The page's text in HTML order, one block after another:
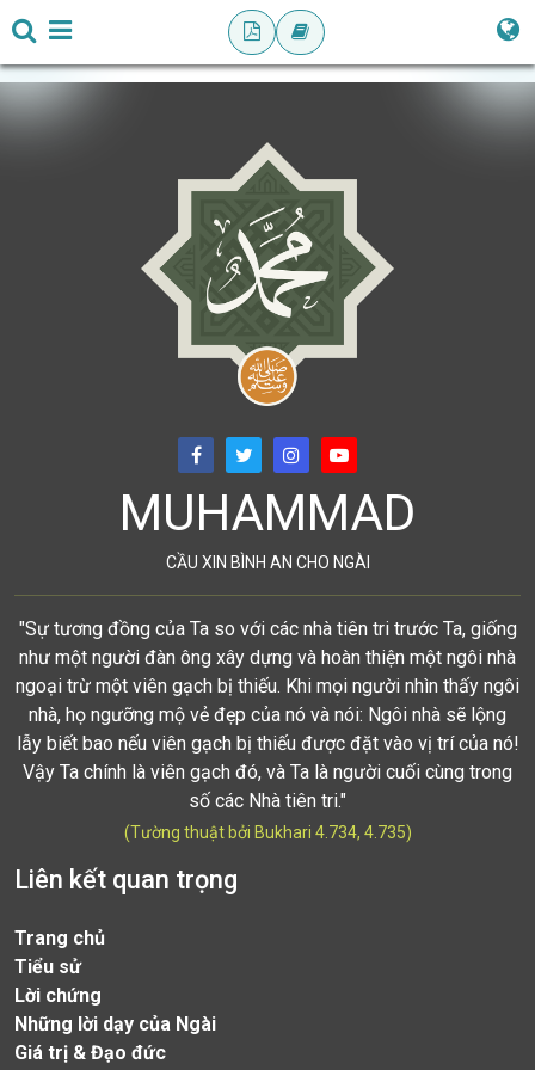
MUHAMMAD
CẦU XIN BÌNH AN CHO NGÀI
"Sự tương đồng của Ta so với các nhà tiên tri trước Ta, giống
như một người đàn ông xây dựng và hoàn thiện một ngôi nhà
ngoại trừ một viên gạch bị thiếu. Khi mọi người nhìn thấy ngôi
nhà, họ ngưỡng mộ vẻ đẹp của nó và nói: Ngôi nhà sẽ lộng
lẫy biết bao nếu viên gạch bị thiếu được đặt vào vị trí của nó!
Vậy Ta chính là viên gạch đó, và Ta là người cuối cùng trong
số các Nhà tiên tri."
(Tường thuật bởi Bukhari 4.734, 4.735)
Liên kết quan trọng
Trang chủ
Tiểu sử
Lời chứng
Những lời dạy của Ngài
Giá trị & Đạo đức